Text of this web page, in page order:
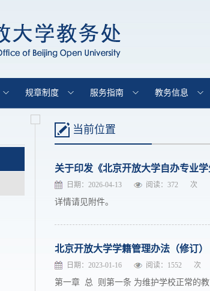
规章制度 服务指南 教务信息
当前位置
关于印发《北京开放大学自办专业
日期：2026-04-13 阅读： 372 次
详情请见附件。
北京开放大学学籍管理办法（修订）
日期：2023-01-16 阅读： 1552 次
第一章 总 则第一条 为维护学校正常的